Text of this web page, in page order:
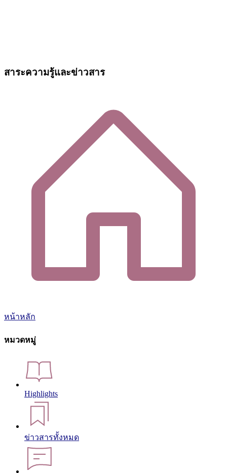
สาระความรู้และข่าวสาร
หน้าหลัก
หมวดหมู่
Highlights
ข่าวสารทั้งหมด